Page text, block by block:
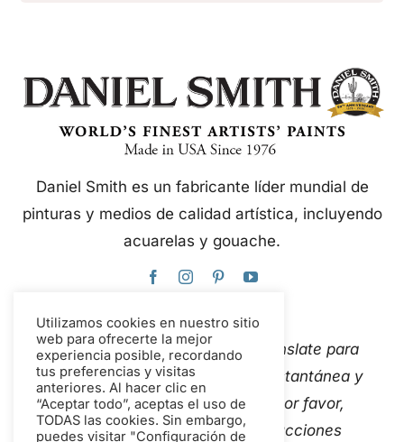
Daniel Smith es un fabricante líder mundial de
pinturas y medios de calidad artística, incluyendo
acuarelas y gouache.
Este sitio web utiliza Google Translate para
traducir el contenido de forma instantánea y
automática a varios idiomas. Por favor,
ContáctanosSi detectas traducciones
Utilizamos cookies en nuestro sitio
web para ofrecerte la mejor
experiencia posible, recordando
tus preferencias y visitas
anteriores. Al hacer clic en
“Aceptar todo”, aceptas el uso de
TODAS las cookies. Sin embargo,
puedes visitar "Configuración de